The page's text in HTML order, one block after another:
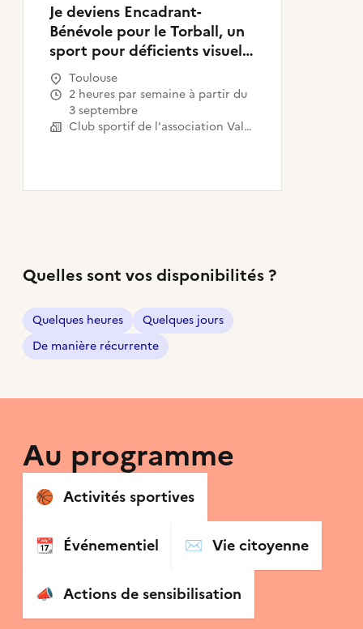
Je deviens Encadrant-
Bénévole pour le Torball, un
sport pour déficients visuels
!
Toulouse
2 heures par semaine à partir du
3 septembre
Club sportif de l'association Valentin Haüy
Quelles sont vos disponibilités ?
Quelques heures
Quelques jours
De manière récurrente
Au programme
🏀 Activités sportives
📆 Événementiel ✉️ Vie citoyenne
📣 Actions de sensibilisation